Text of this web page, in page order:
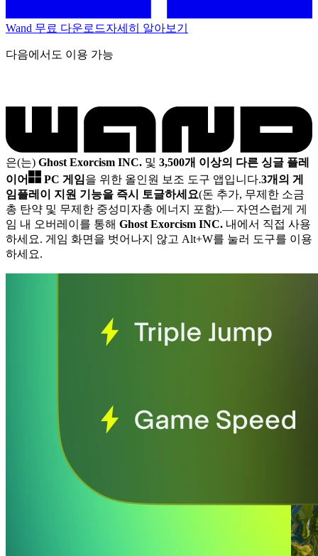
Wand 무료 다운로드자세히 알아보기
다음에서도 이용 가능
은(는) Ghost Exorcism INC. 및 3,500개 이상의 다른 싱글 플레
이어
PC 게임을 위한 올인원 보조 도구 앱입니다.3개의 게
임플레이 지원 기능을 즉시 토글하세요(돈 추가, 무제한 소금
총 탄약 및 무제한 중성미자총 에너지 포함).— 자연스럽게 게
임 내 오버레이를 통해 Ghost Exorcism INC. 내에서 직접 사용
하세요. 게임 화면을 벗어나지 않고 Alt+W를 눌러 도구를 이용
하세요.